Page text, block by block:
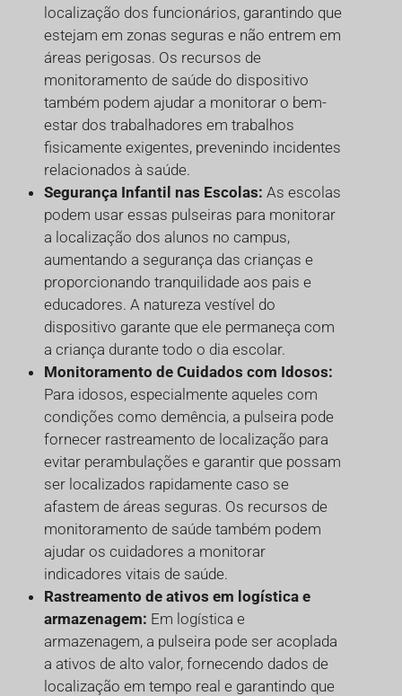
localização dos funcionários, garantindo que
estejam em zonas seguras e não entrem em
áreas perigosas. Os recursos de
monitoramento de saúde do dispositivo
também podem ajudar a monitorar o bem-
estar dos trabalhadores em trabalhos
fisicamente exigentes, prevenindo incidentes
relacionados à saúde.
Segurança Infantil nas Escolas: As escolas
podem usar essas pulseiras para monitorar
a localização dos alunos no campus,
aumentando a segurança das crianças e
proporcionando tranquilidade aos pais e
educadores. A natureza vestível do
dispositivo garante que ele permaneça com
a criança durante todo o dia escolar.
Monitoramento de Cuidados com Idosos:
Para idosos, especialmente aqueles com
condições como demência, a pulseira pode
fornecer rastreamento de localização para
evitar perambulações e garantir que possam
ser localizados rapidamente caso se
afastem de áreas seguras. Os recursos de
monitoramento de saúde também podem
ajudar os cuidadores a monitorar
indicadores vitais de saúde.
Rastreamento de ativos em logística e
armazenagem: Em logística e
armazenagem, a pulseira pode ser acoplada
a ativos de alto valor, fornecendo dados de
localização em tempo real e garantindo que